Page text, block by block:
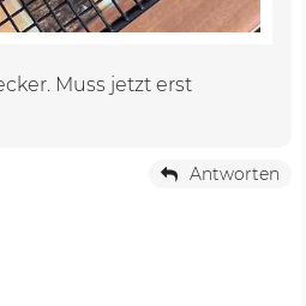
Muss jetzt erst
Antworten